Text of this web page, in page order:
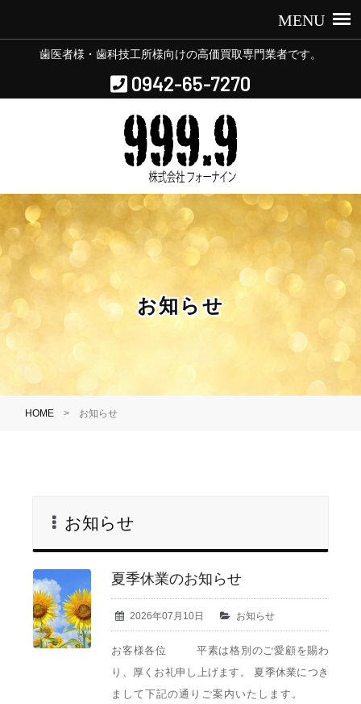
歯医者様・歯科技工所様向けの高価買取専門業者です。
0942-65-7270
お知らせ
HOME > お知らせ
お知らせ
夏季休業のお知らせ
2026年07月10日 お知らせ
お客様各位 平素は格別のご愛顧を賜わ
り、厚くお礼申し上げます。 夏季休業につき
まして下記の通りご案内いたします。